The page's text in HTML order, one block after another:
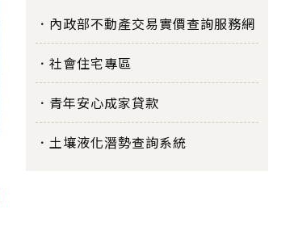
內政部不動產交易實價查詢服務網
社會住宅專區
青年安心成家貸款
土壤液化潛勢查詢系統